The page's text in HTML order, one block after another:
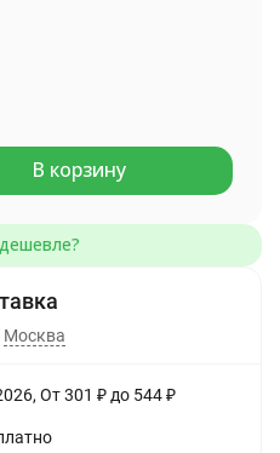
В корзину
Москва
От 301 ₽ до 544₽